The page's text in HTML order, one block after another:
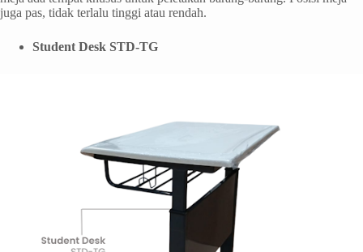
juga pas, tidak terlalu tinggi atau rendah.
Student Desk STD-TG